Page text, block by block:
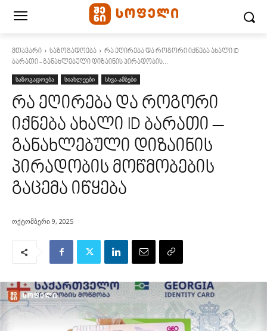
მთავარი საზოგადოება
რა ეღირება და როგორი იქნება ახალი ID
ბარათი - განახლებული დიზაინის პირადობის...
საზოგადოება სიახლეები სხვა-ამბები
რა ეღირება და როგორი
იქნება ახალი ID ბარათი –
განახლებული დიზაინის
პირადობის მოწმობების
გაცემა იწყება
ოქტომბერი 9, 2025